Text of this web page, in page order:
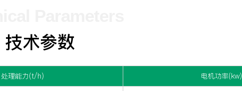
技术参数
处理能力(t/h) 电机功率(kw)